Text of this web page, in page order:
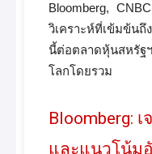
Bloomberg,
วิเคราะห์ที่เข้มข้นถึ
นี้ต่อตลาดหุ้นสหรัฐ
โลกโดยรวม
Bloomberg:
และแนวโน้ม